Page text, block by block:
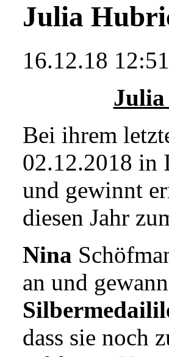
Julia
16.12.18 12:51
Bei ihrem
02.12.2018 in
und gewinnt
diesen Jahr
Nina
an und
dass sie noch